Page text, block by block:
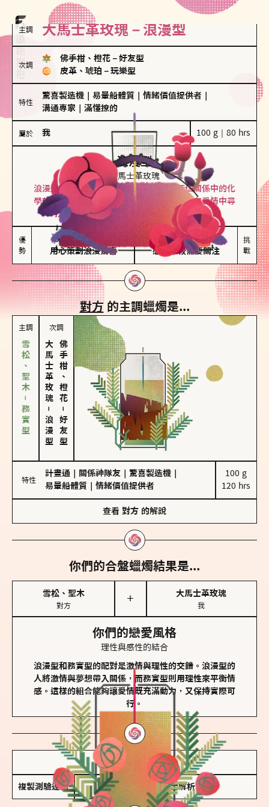
主調 大馬士革玫瑰－浪漫型
次調
佛手柑、橙花 － 好友型
皮革、琥珀 － 玩樂型
特性
驚喜製造機 易暈船體質 情緒價值提供者
溝通專家
滿懂撩的
屬於 我 100 g｜80 hrs
浪漫型
大馬士革玫瑰
浪漫型的人以激情與性吸引力為基礎，深信關係中的化
學效應，認為每次相遇都是命中註定。傾向在愛情中尋
找火花，經常表達對另一半的愛意和讚美。
優
勢
保持戀愛新鮮感
用心策劃浪漫驚喜
情緒起伏較大
感情中較需要關注
挑
戰
對方的主調蠟燭是...
主調
雪松、聖木－務實型
次調
大馬士革玫瑰
－
浪漫型
佛手柑、橙花
－
好友型
特性
計畫通 關係神隊友 驚喜製造機
易暈船體質
情緒價值提供者
100 g
120 hrs
查看 對方 的解說
你們的合盤蠟燭結果是...
雪松、聖木
對方
＋
大馬士革玫瑰
我
你們的戀愛風格
理性與感性的結合
浪漫型和務實型的配對是激情與理性的交錯。浪漫型的
人將激情與夢想帶入關係，而務實型則用理性來平衡情
感。這樣的組合能夠讓愛情既充滿動力，又保持實際可
行。
儲存我的結果圖
複製測驗連結 查看香氛類型全解析 >>>